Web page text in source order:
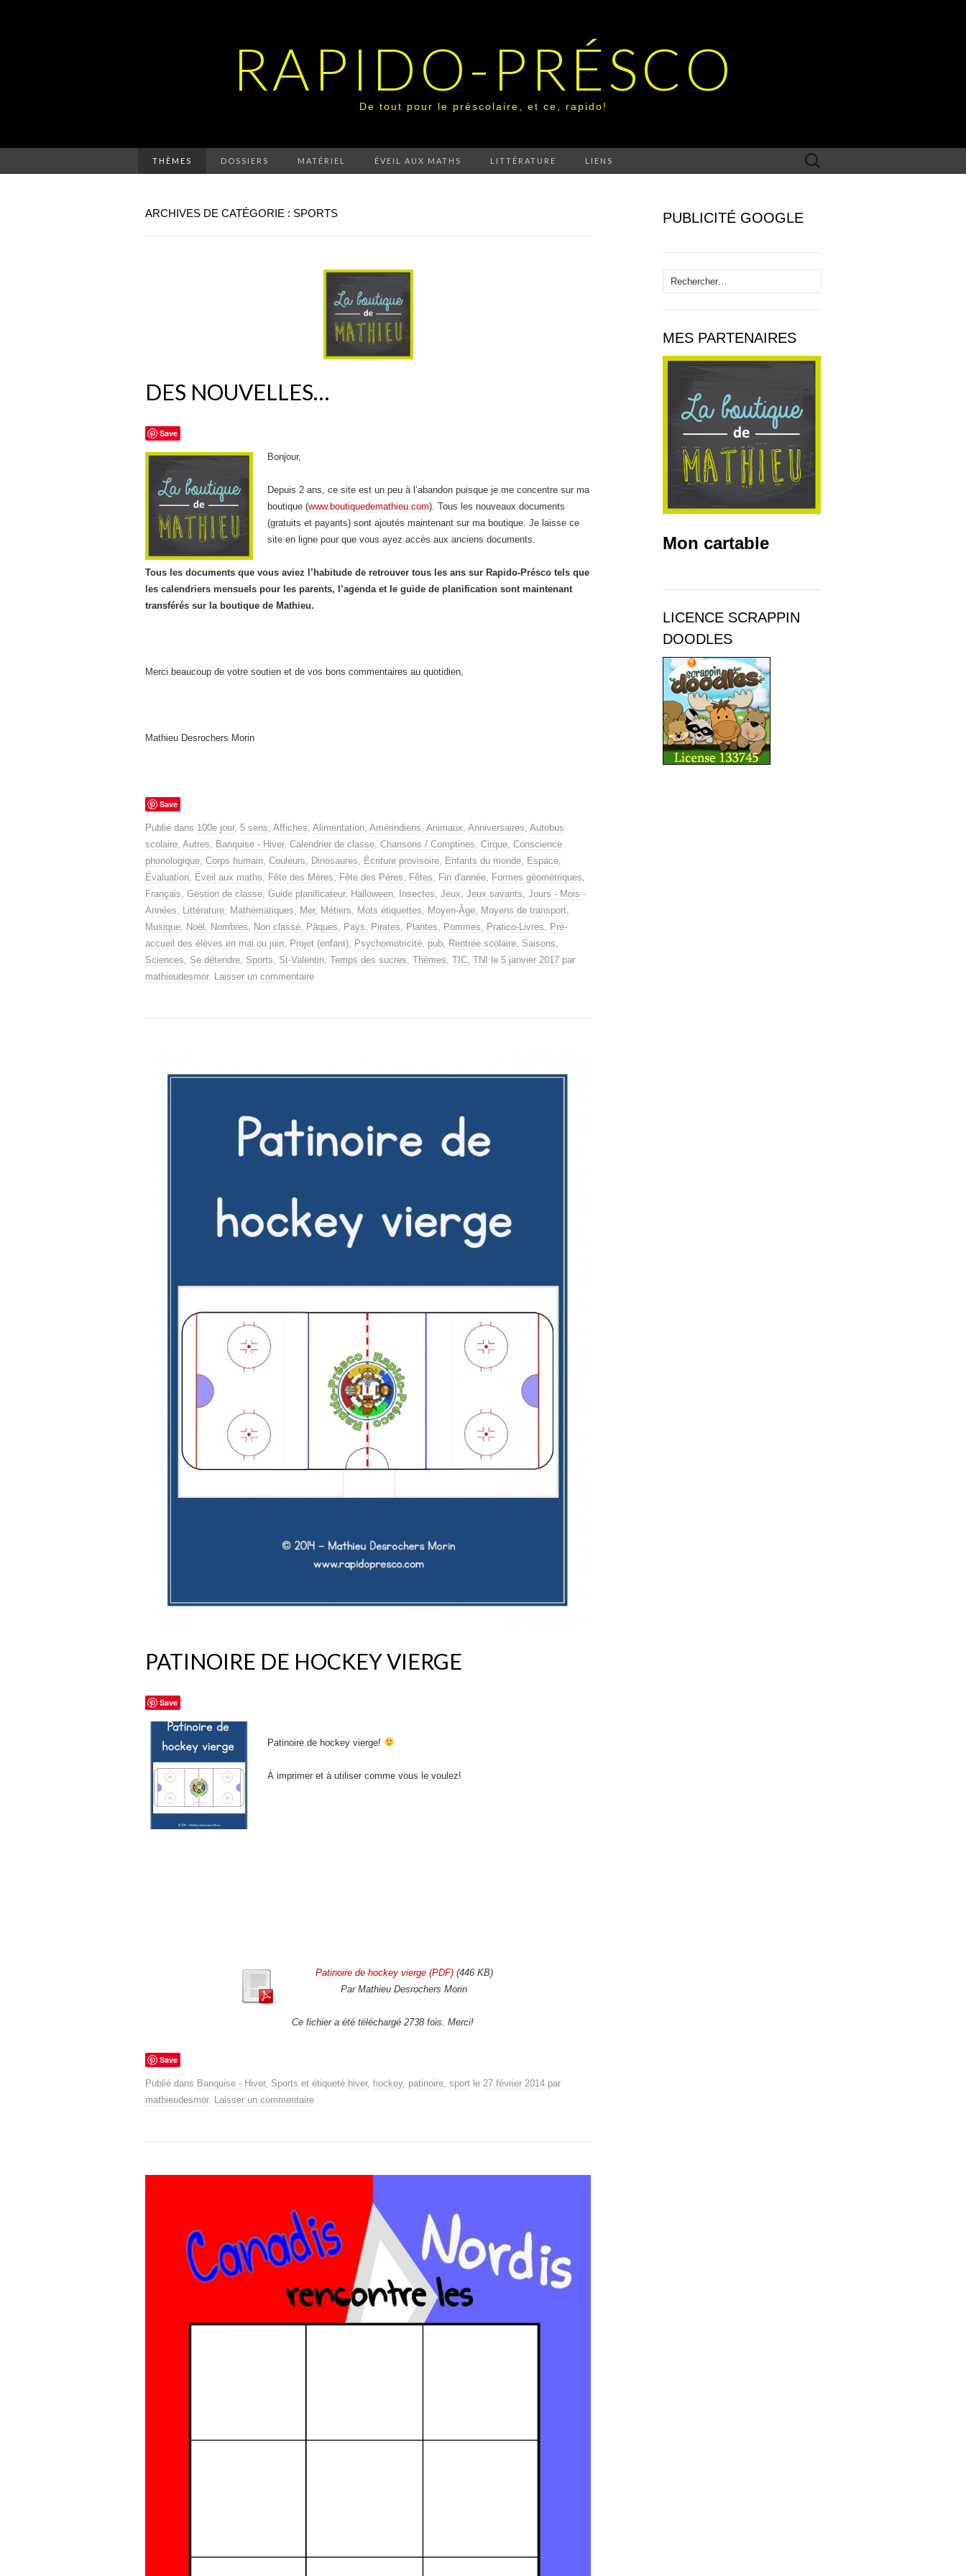
RAPIDO-PRÉSCO
De tout pour le préscolaire, et ce, rapido!
THÈMES DOSSIERS MATÉRIEL ÉVEIL AUX MATHS LITTÉRATURE LIENS Rechercher :
ARCHIVES DE CATÉGORIE : SPORTS
DES NOUVELLES…
Save
Bonjour,
Depuis 2 ans, ce site est un peu à l’abandon puisque je me concentre sur ma
boutique (www.boutiquedemathieu.com). Tous les nouveaux documents
(gratuits et payants) sont ajoutés maintenant sur ma boutique. Je laisse ce
site en ligne pour que vous ayez accès aux anciens documents.
Tous les documents que vous aviez l’habitude de retrouver tous les ans sur Rapido-Présco tels que
les calendriers mensuels pour les parents, l’agenda et le guide de planification sont maintenant
transférés sur la boutique de Mathieu.
Merci beaucoup de votre soutien et de vos bons commentaires au quotidien,
Mathieu Desrochers Morin
Save
Publié dans 100e jour, 5 sens, Affiches, Alimentation, Amérindiens, Animaux, Anniversaires, Autobus
scolaire, Autres, Banquise - Hiver, Calendrier de classe, Chansons / Comptines, Cirque, Conscience
phonologique, Corps humain, Couleurs, Dinosaures, Écriture provisoire, Enfants du monde, Espace,
Évaluation, Éveil aux maths, Fête des Mères, Fête des Pères, Fêtes, Fin d'année, Formes géométriques,
Français, Gestion de classe, Guide planificateur, Halloween, Insectes, Jeux, Jeux savants, Jours - Mois -
Années, Littérature, Mathématiques, Mer, Métiers, Mots étiquettes, Moyen-Âge, Moyens de transport,
Musique, Noël , Nombres, Non classé, Pâques, Pays, Pirates, Plantes, Pommes, Pratico-Livres, Pré-
accueil des élèves en mai ou juin, Projet (enfant), Psychomotricité, pub, Rentrée scolaire, Saisons,
Sciences, Se détendre, Sports, St-Valentin, Temps des sucres, Thèmes, TIC, TNI le 5 janvier 2017 par
mathieudesmor. Laisser un commentaire
PATINOIRE DE HOCKEY VIERGE
Save
Patinoire de hockey vierge!
À imprimer et à utiliser comme vous le voulez!
Patinoire de hockey vierge (PDF)(446 KB)
Par Mathieu Desrochers Morin
Ce fichier a été téléchargé 2738 fois. Merci!
Save
Publié dans Banquise - Hiver, Sports et étiqueté hiver, hockey, patinoire, sport le 27 février 2014 par
mathieudesmor. Laisser un commentaire
PUBLICITÉ GOOGLE
Rechercher :
MES PARTENAIRES
Mon cartable
LICENCE SCRAPPIN
DOODLES